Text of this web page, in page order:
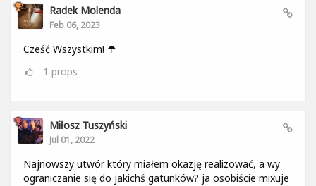
Radek Molenda
Feb 06, 2023
Cześć Wszystkim! ☂
1 props
Miłosz Tuszyński
Jul 01, 2022
Najnowszy utwór który miałem okazję realizować, a wy
ograniczanie się do jakichś gatunków? ja osobiście mixuje